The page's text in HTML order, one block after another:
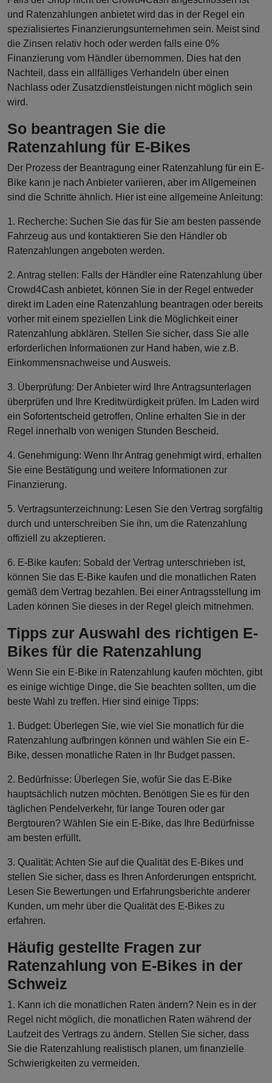
und Ratenzahlungen anbietet wird das in der Regel ein
spezialisiertes Finanzierungsunternehmen sein. Meist sind
die Zinsen relativ hoch oder werden falls eine 0%
Finanzierung vom Händler übernommen. Dies hat den
Nachteil, dass ein allfälliges Verhandeln über einen
Nachlass oder Zusatzdienstleistungen nicht möglich sein
wird.
So beantragen Sie die
Ratenzahlung für E-Bikes
Der Prozess der Beantragung einer Ratenzahlung für ein E-
Bike kann je nach Anbieter variieren, aber im Allgemeinen
sind die Schritte ähnlich. Hier ist eine allgemeine Anleitung:
1. Recherche: Suchen Sie das für Sie am besten passende
Fahrzeug aus und kontaktieren Sie den Händler ob
Ratenzahlungen angeboten werden.
2. Antrag stellen: Falls der Händler eine Ratenzahlung über
Crowd4Cash anbietet, können Sie in der Regel entweder
direkt im Laden eine Ratenzahlung beantragen oder bereits
vorher mit einem speziellen Link die Möglichkeit einer
Ratenzahlung abklären. Stellen Sie sicher, dass Sie alle
erforderlichen Informationen zur Hand haben, wie z.B.
Einkommensnachweise und Ausweis.
3. Überprüfung: Der Anbieter wird Ihre Antragsunterlagen
überprüfen und Ihre Kreditwürdigkeit prüfen. Im Laden wird
ein Sofortentscheid getroffen, Online erhalten Sie in der
Regel innerhalb von wenigen Stunden Bescheid.
4. Genehmigung: Wenn Ihr Antrag genehmigt wird, erhalten
Sie eine Bestätigung und weitere Informationen zur
Finanzierung.
5. Vertragsunterzeichnung: Lesen Sie den Vertrag sorgfältig
durch und unterschreiben Sie ihn, um die Ratenzahlung
offiziell zu akzeptieren.
6. E-Bike kaufen: Sobald der Vertrag unterschrieben ist,
können Sie das E-Bike kaufen und die monatlichen Raten
gemäß dem Vertrag bezahlen. Bei einer Antragsstellung im
Laden können Sie dieses in der Regel gleich mitnehmen.
Tipps zur Auswahl des richtigen E-
Bikes für die Ratenzahlung
Wenn Sie ein E-Bike in Ratenzahlung kaufen möchten, gibt
es einige wichtige Dinge, die Sie beachten sollten, um die
beste Wahl zu treffen. Hier sind einige Tipps:
1. Budget: Überlegen Sie, wie viel Sie monatlich für die
Ratenzahlung aufbringen können und wählen Sie ein E-
Bike, dessen monatliche Raten in Ihr Budget passen.
2. Bedürfnisse: Überlegen Sie, wofür Sie das E-Bike
hauptsächlich nutzen möchten. Benötigen Sie es für den
täglichen Pendelverkehr, für lange Touren oder gar
Bergtouren? Wählen Sie ein E-Bike, das Ihre Bedürfnisse
am besten erfüllt.
3. Qualität: Achten Sie auf die Qualität des E-Bikes und
stellen Sie sicher, dass es Ihren Anforderungen entspricht.
Lesen Sie Bewertungen und Erfahrungsberichte anderer
Kunden, um mehr über die Qualität des E-Bikes zu
erfahren.
Häufig gestellte Fragen zur
Ratenzahlung von E-Bikes in der
Schweiz
1. Kann ich die monatlichen Raten ändern? Nein es in der
Regel nicht möglich, die monatlichen Raten während der
Laufzeit des Vertrags zu ändern. Stellen Sie sicher, dass
Sie die Ratenzahlung realistisch planen, um finanzielle
Schwierigkeiten zu vermeiden.